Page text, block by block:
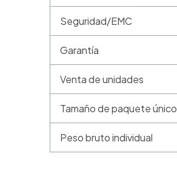
Seguridad/EMC
Garantía
Venta de unidades
Tamaño de paquete único
Peso bruto individual